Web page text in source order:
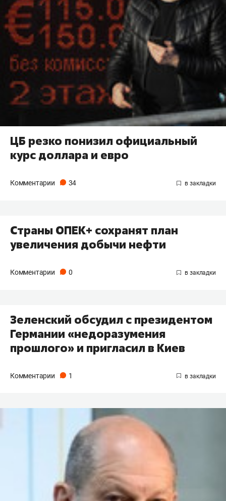
ЦБ резко понизил официальный
курс доллара и евро
Комментарии 34
Страны ОПЕК+ сохранят план
увеличения добычи нефти
Комментарии 0
Зеленский обсудил с президентом
Германии «недоразумения
прошлого» и пригласил в Киев
Комментарии 1